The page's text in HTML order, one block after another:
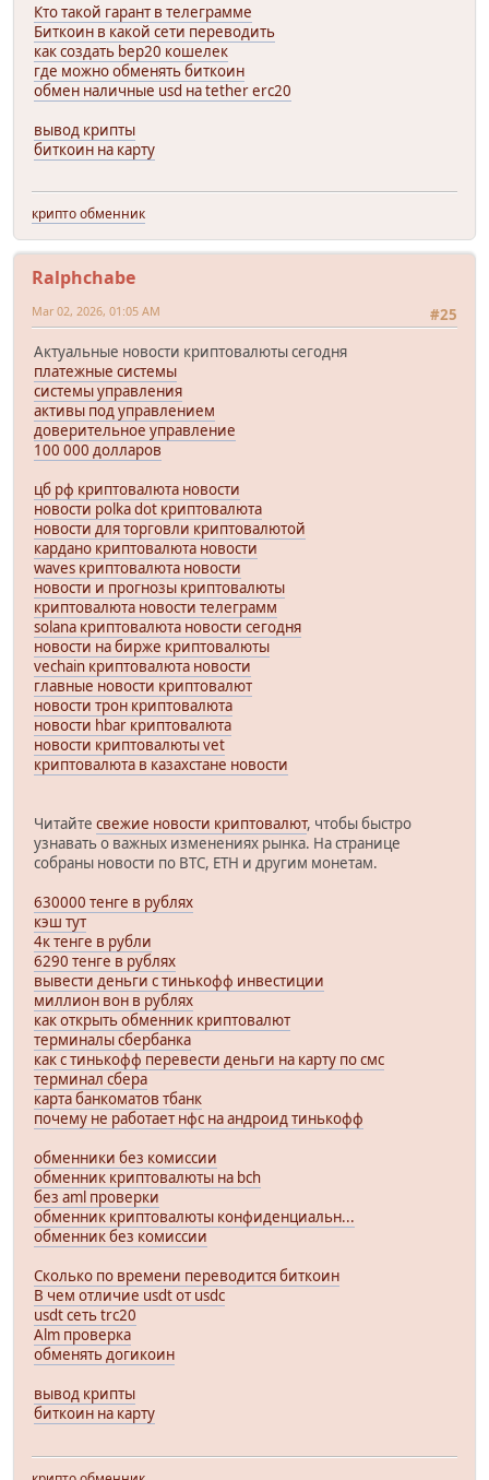
Кто такой гарант в телеграмме
Биткоин в какой сети переводить
как создать bep20 кошелек
где можно обменять биткоин
обмен наличные usd на tether erc20
вывод крипты
биткоин на карту
крипто обменник
Ralphchabe
#25
Mar 02, 2026, 01:05 AM
Актуальные новости криптовалюты сегодня
платежные системы
системы управления
активы под управлением
доверительное управление
100 000 долларов
цб рф криптовалюта новости
новости polka dot криптовалюта
новости для торговли криптовалютой
кардано криптовалюта новости
waves криптовалюта новости
новости и прогнозы криптовалюты
криптовалюта новости телеграмм
solana криптовалюта новости сегодня
новости на бирже криптовалюты
vechain криптовалюта новости
главные новости криптовалют
новости трон криптовалюта
новости hbar криптовалюта
новости криптовалюты vet
криптовалюта в казахстане новости
Читайте свежие новости криптовалют, чтобы быстро
узнавать о важных изменениях рынка. На странице
собраны новости по BTC, ETH и другим монетам.
630000 тенге в рублях
кэш тут
4к тенге в рубли
6290 тенге в рублях
вывести деньги с тинькофф инвестиции
миллион вон в рублях
как открыть обменник криптовалют
терминалы сбербанка
как с тинькофф перевести деньги на карту по смс
терминал сбера
карта банкоматов тбанк
почему не работает нфс на андроид тинькофф
обменники без комиссии
обменник криптовалюты на bch
без aml проверки
обменник криптовалюты конфиденциальн...
обменник без комиссии
Сколько по времени переводится биткоин
В чем отличие usdt от usdc
usdt сеть trc20
Alm проверка
обменять догикоин
вывод крипты
биткоин на карту